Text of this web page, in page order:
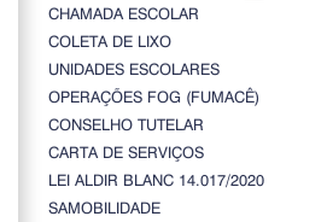
CHAMADA ESCOLAR
COLETA DE LIXO
UNIDADES ESCOLARES
OPERAÇÕES FOG (FUMACÊ)
CONSELHO TUTELAR
CARTA DE SERVIÇOS
LEI ALDIR BLANC 14.017/2020
SAMOBILIDADE